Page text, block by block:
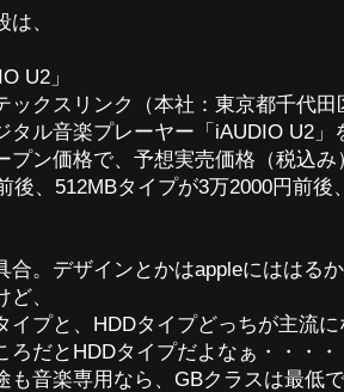
は、
U2」
クスリンク（本社：東京都千代田
タル音楽プレーヤー「iAUDIO U2
プン価格で、予想実売価格（税込
後、512MBタイプが3万2000円前
合。デザインとかはappleにははる
ど、
イプと、HDDタイプどっちが主流
ろだとHDDタイプだよなぁ・・・・
も音楽専用なら、GBクラスは最低